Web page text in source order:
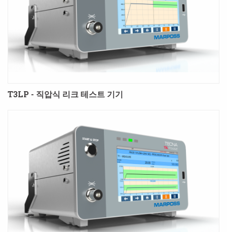
T3LP - 직압식 리크 테스트 기기